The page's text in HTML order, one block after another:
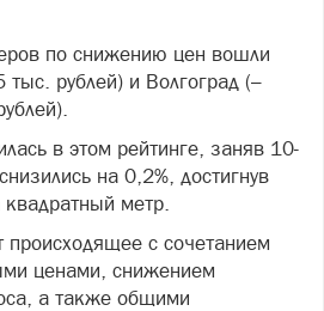
по снижению цен вошли
рублей) и Волгоград (–
в этом рейтинге, заняв 10-
на 0,2%, достигнув
метр.
с сочетанием
ценами, снижением
а также общими